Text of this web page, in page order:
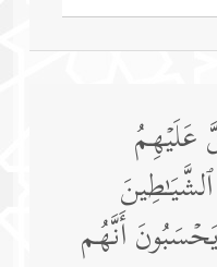
عَلَیۡهِمُ
أَنَّهُم